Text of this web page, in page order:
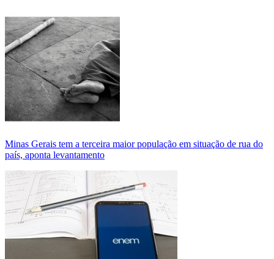
Minas Gerais tem a terceira maior população em situação de rua do
país, aponta levantamento